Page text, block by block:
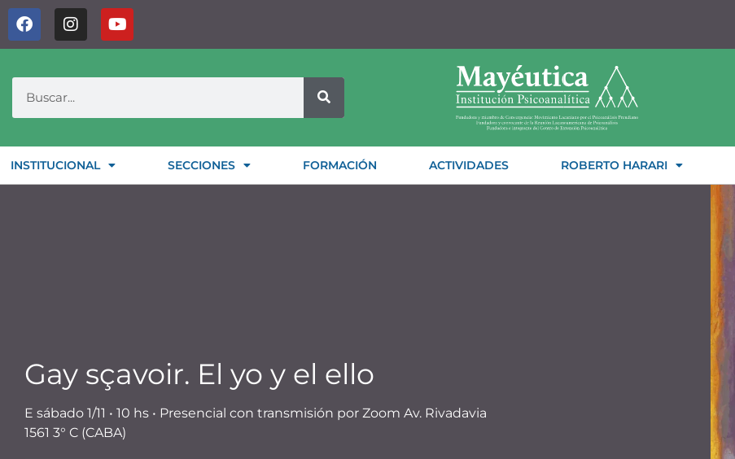
INSTITUCIONAL SECCIONES FORMACIÓN ACTIVIDADES ROBERTO HARARI
Gay sçavoir. El yo y el ello
E sábado 1/11 • 10 hs • Presencial con transmisión por Zoom Av. Rivadavia
1561 3° C (CABA)